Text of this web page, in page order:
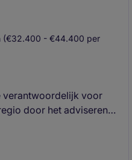
(€32.400 - €44.400 per
verantwoordelijk voor
door het adviseren
klanten. Je
het uitbouwen van